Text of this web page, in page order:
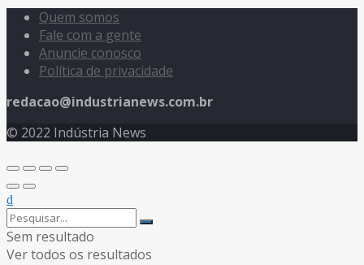
Quem somos
Fale com a gente
Anuncie conosco
Política de privacidade
redacao@industrianews.com.br
© 2022 Indústria News
Sem resultado
Ver todos os resultados